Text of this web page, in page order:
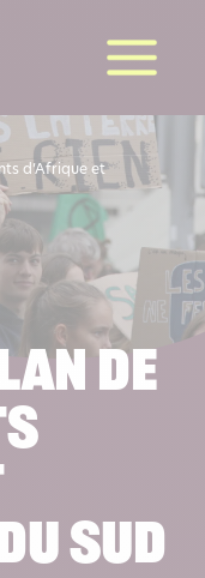
d’Afrique et
de
Sud